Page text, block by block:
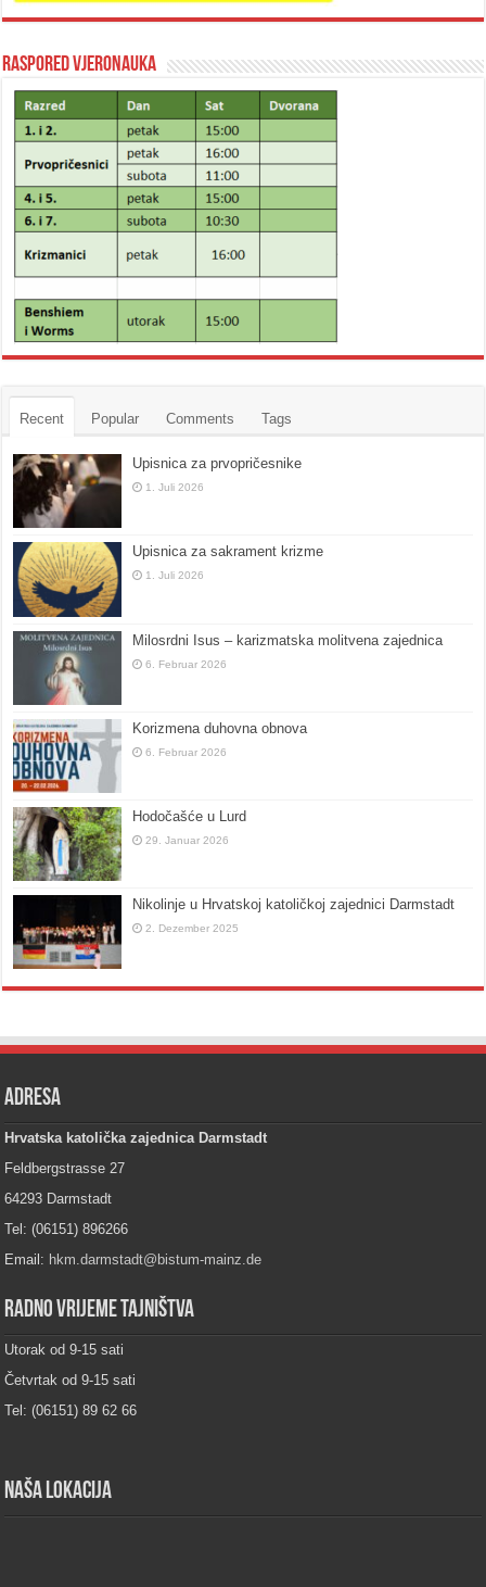
Raspored vjeronauka
Recent Popular Comments Tags
Upisnica za prvopričesnike
1. Juli 2026
Upisnica za sakrament krizme
1. Juli 2026
Milosrdni Isus – karizmatska molitvena zajednica
6. Februar 2026
Korizmena duhovna obnova
6. Februar 2026
Hodočašće u Lurd
29. Januar 2026
Nikolinje u Hrvatskoj katoličkoj zajednici Darmstadt
2. Dezember 2025
Adresa
Hrvatska katolička zajednica Darmstadt
Feldbergstrasse 27
64293 Darmstadt
Tel: (06151) 896266
Email: hkm.darmstadt@bistum-mainz.de
Radno vrijeme tajništva
Utorak od 9-15 sati
Četvrtak od 9-15 sati
Tel: (06151) 89 62 66
Naša lokacija